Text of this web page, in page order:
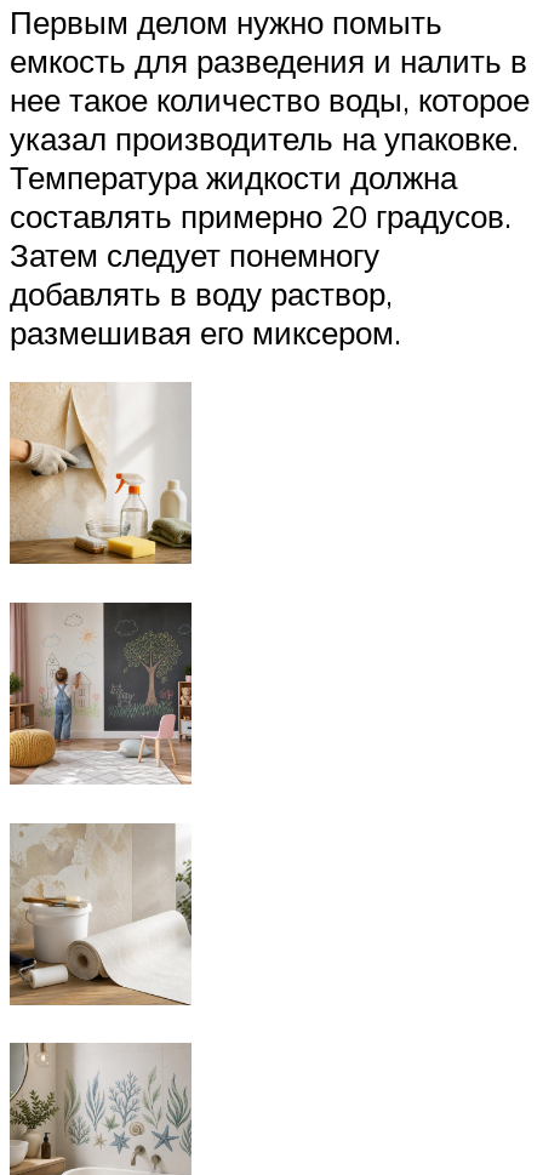
Первым делом нужно помыть
емкость для разведения и налить в
нее такое количество воды, которое
указал производитель на упаковке.
Температура жидкости должна
составлять примерно 20 градусов.
Затем следует понемногу
добавлять в воду раствор,
размешивая его миксером.